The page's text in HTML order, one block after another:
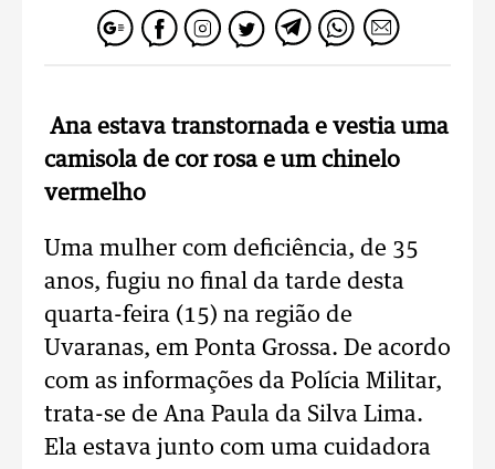
Ana estava transtornada e vestia uma
camisola de cor rosa e um chinelo
vermelho
Uma mulher com deficiência, de 35
anos, fugiu no final da tarde desta
quarta-feira (15) na região de
Uvaranas, em Ponta Grossa. De acordo
com as informações da Polícia Militar,
trata-se de Ana Paula da Silva Lima.
Ela estava junto com uma cuidadora